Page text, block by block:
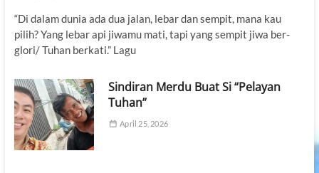
“Di dalam dunia ada dua jalan, lebar dan sempit, mana kau
pilih? Yang lebar api jiwamu mati, tapi yang sempit jiwa ber-
glori/ Tuhan berkati.” Lagu
Sindiran Merdu Buat Si “Pelayan
Tuhan”
April 25, 2026